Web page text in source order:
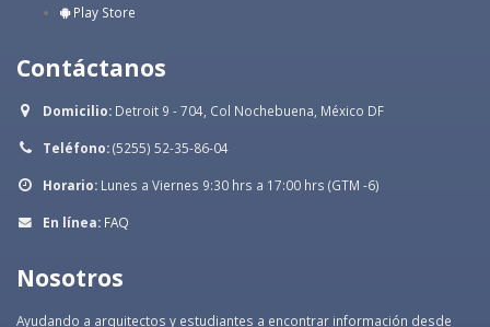
Play Store
Contáctanos
Domicilio: Detroit 9 - 704, Col Nochebuena, México DF
Teléfono:(5255) 52-35-86-04
Horario: Lunes a Viernes 9:30 hrs a 17:00 hrs (GTM -6)
En línea: FAQ
Nosotros
Ayudando a arquitectos y estudiantes a encontrar información desde